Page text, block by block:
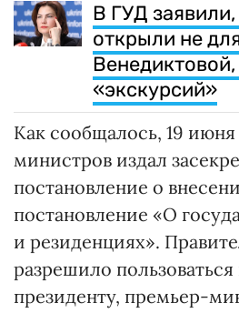
В ГУД заявили,
открыли не
Венедиктовой,
«экскурсий»
Как сообщалось, 19
министров издал
постановление о
постановление «О
и резиденциях».
разрешило
президенту, премьер-